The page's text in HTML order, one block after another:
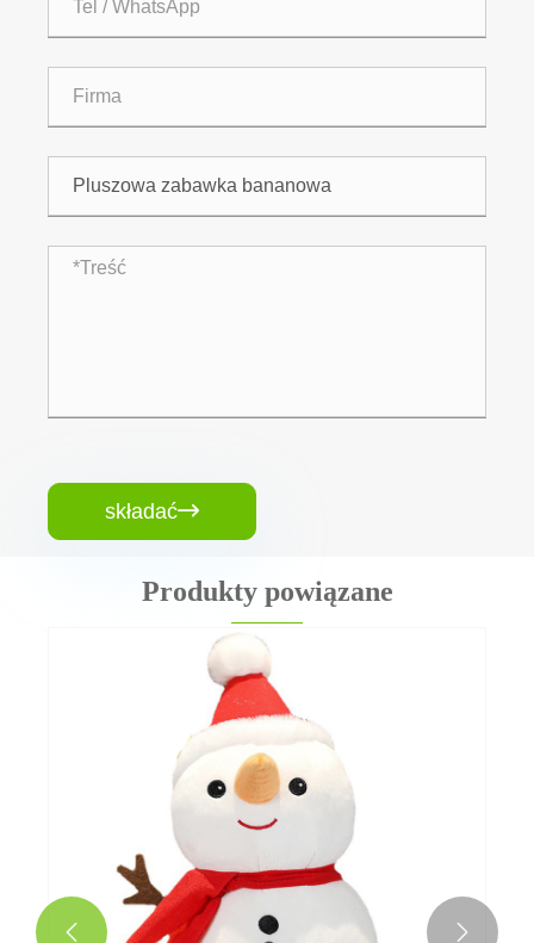
składać
Produkty powiązane
 